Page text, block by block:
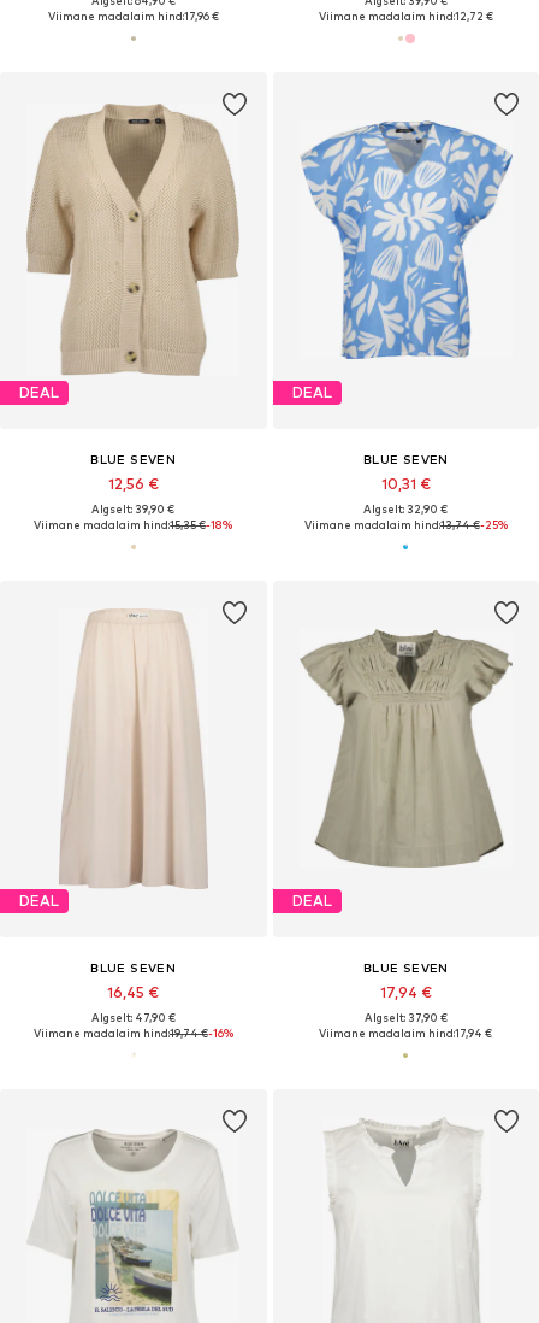
Viimane madalaim hind:17,96 €
Viimane madalaim hind:12,72 €
DEAL
BLUE SEVEN
12,56 €
Algselt: 39,90 €
Viimane madalaim hind:15,35 €-18%
DEAL
BLUE SEVEN
10,31 €
Algselt: 32,90 €
Viimane madalaim hind:13,74 €-25%
DEAL
BLUE SEVEN
16,45 €
Algselt: 47,90 €
Viimane madalaim hind:19,74 €-16%
DEAL
BLUE SEVEN
17,94 €
Algselt: 37,90 €
Viimane madalaim hind:17,94 €